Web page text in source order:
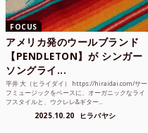
FOCUS
アメリカ発のウールブランド
【PENDLETON】が シンガー
ソングライ...
平井 大（ヒライダイ） https://hiraidai.com/サー
フミュージックをベースに、オーガニックなライ
フスタイルと、ウクレレ&ギター...
2025.10.20 ヒラバヤシ